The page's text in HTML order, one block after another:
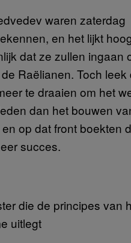
waren zaterdag
en het lijkt
dat ze zullen ingaan
Raëlianen. Toch leek
te draaien om het
dan het bouwen
op dat front boekten
succes.
die de principes van
uitlegt